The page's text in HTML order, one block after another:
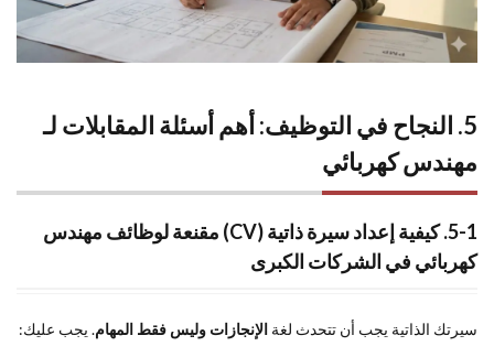
5. النجاح في التوظيف: أهم أسئلة المقابلات لـ
مهندس كهربائي
5-1. كيفية إعداد سيرة ذاتية (CV) مقنعة لوظائف مهندس
كهربائي في الشركات الكبرى
سيرتك الذاتية يجب أن تتحدث لغة الإنجازات وليس فقط المهام. يجب عليك: